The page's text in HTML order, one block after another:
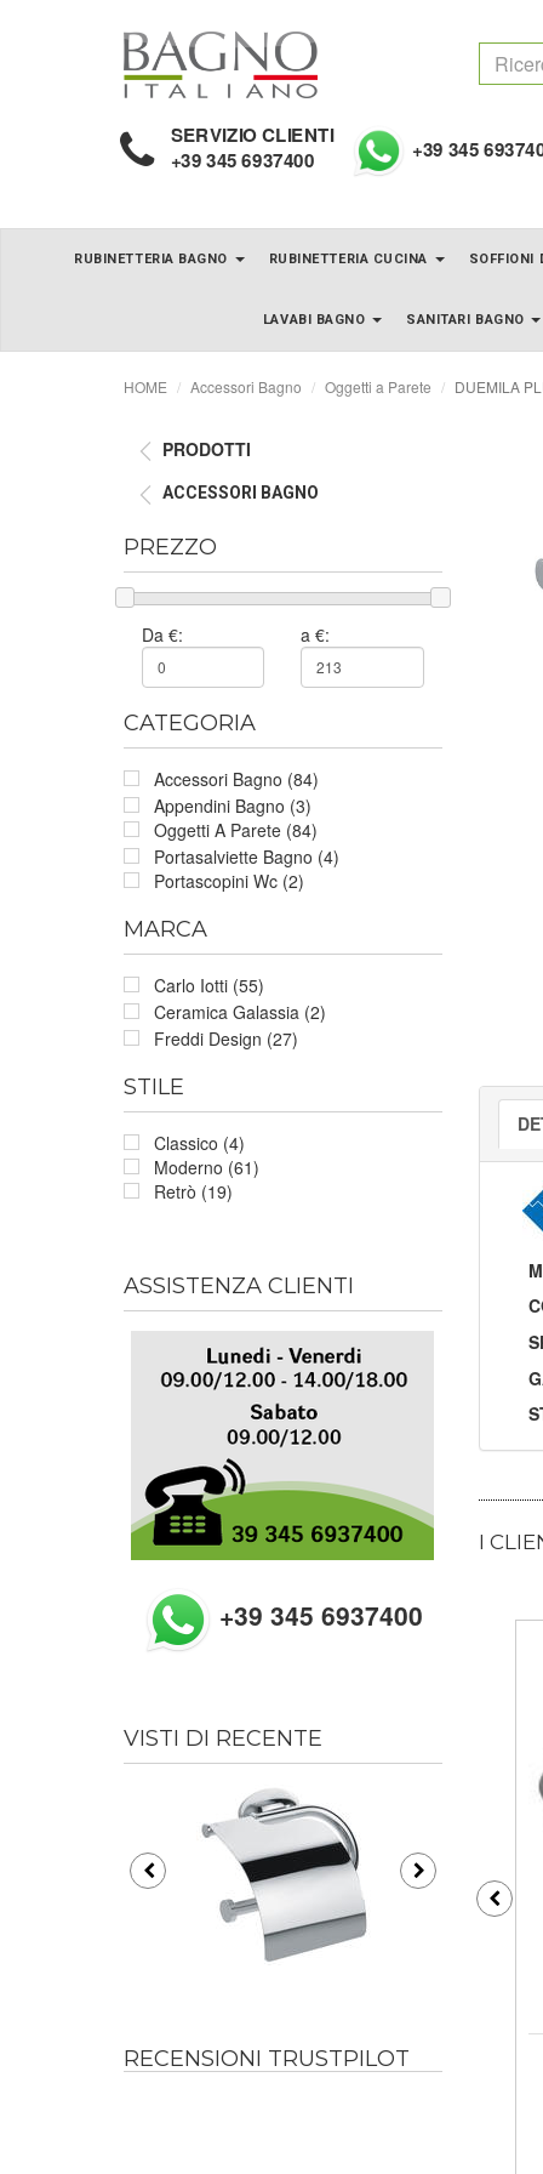
SERVIZIO CLIENTI
+39 345 6937400 +39 345
RUBINETTERIA BAGNO RUBINETTERIA CUCINA SOFFIONI
LAVABI BAGNO SANITARI BAGNO
HOME Accessori Bagno Oggetti a Parete DUEMILA
PRODOTTI
ACCESSORI BAGNO
PREZZO
Da €: a €:
CATEGORIA
Accessori Bagno (84)
Appendini Bagno (3)
Oggetti A Parete (84)
Portasalviette Bagno (4)
Portascopini Wc (2)
MARCA
Carlo Iotti (55)
Ceramica Galassia (2)
Freddi Design (27)
STILE
Classico (4)
Moderno (61)
Retrò (19)
ASSISTENZA CLIENTI
+39 345 6937400
VISTI DI RECENTE
RECENSIONI TRUSTPILOT
I